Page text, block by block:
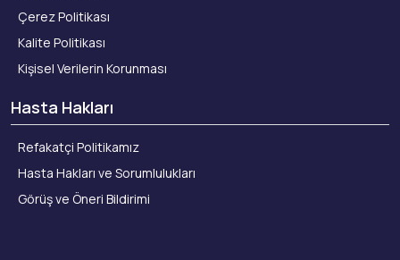
Çerez Politikası
Kalite Politikası
Kişisel Verilerin Korunması
Hasta Hakları
Refakatçi Politikamız
Hasta Hakları ve Sorumlulukları
Görüş ve Öneri Bildirimi